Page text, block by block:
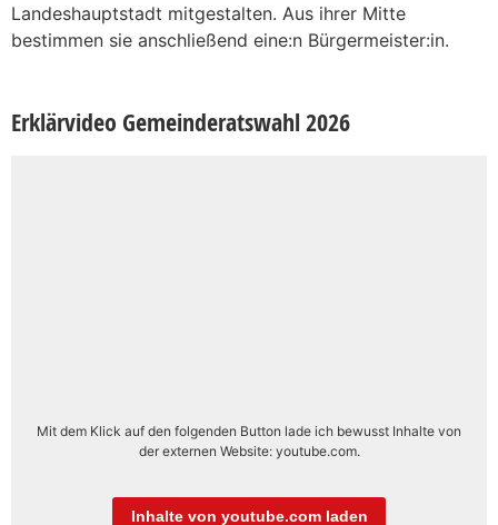
Landeshauptstadt mitgestalten. Aus ihrer Mitte
bestimmen sie anschließend eine:n Bürgermeister:in.
Erklärvideo Gemeinderatswahl 2026
Mit dem Klick auf den folgenden Button lade ich bewusst Inhalte von
der externen Website: youtube.com.
Inhalte von youtube.com laden